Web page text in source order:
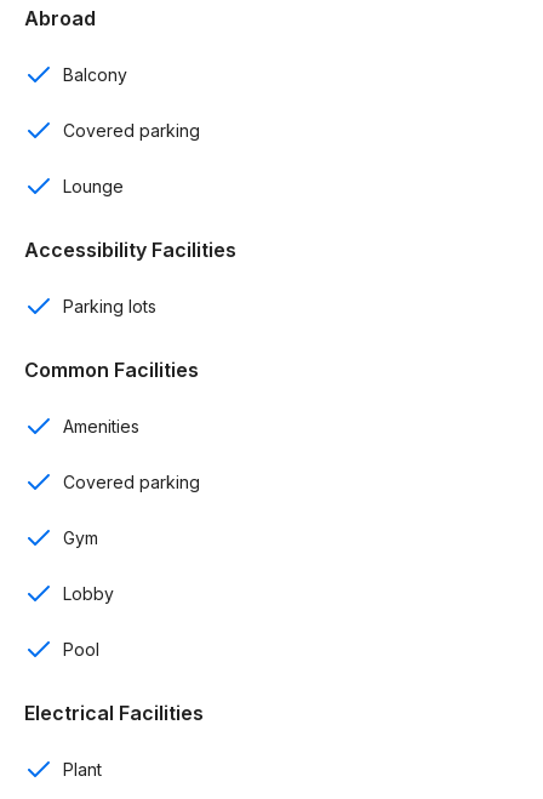
2 baños
Baño de visitas
1 parqueo
Sala
Aires acondicionados instalados
2 ascensores
Parkings techados
Intercom y cerradura inteligente
Cisterna
Planta electrica full
Abroad
Balcony
Covered parking
Lounge
Accessibility Facilities
Parking lots
Common Facilities
Amenities
Covered parking
Gym
Lobby
Pool
Electrical Facilities
Plant